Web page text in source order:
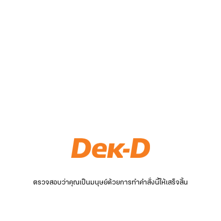
ตรวจสอบว่าคุณเป็นมนุษย์ด้วยการทำคำสั่งนี้ให้เสร็จสิ้น